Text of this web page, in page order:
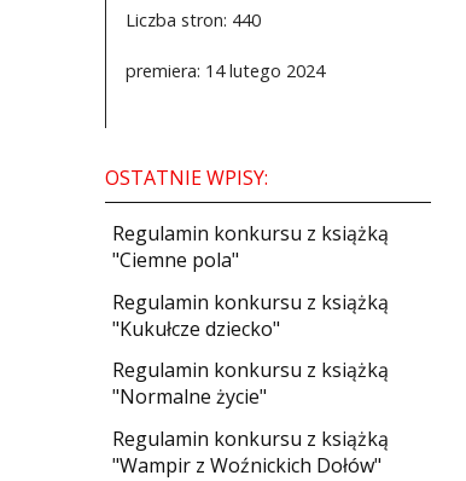
Liczba stron: 440
premiera: 14 lutego 2024
OSTATNIE WPISY:
Regulamin konkursu z książką
"Ciemne pola"
Regulamin konkursu z książką
"Kukułcze dziecko"
Regulamin konkursu z książką
"Normalne życie"
Regulamin konkursu z książką
"Wampir z Woźnickich Dołów"